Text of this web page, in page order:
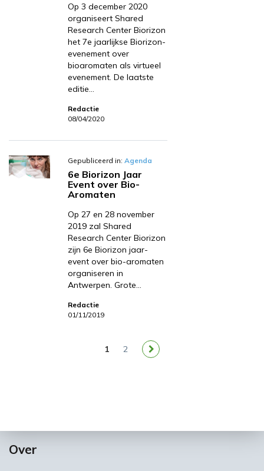
Op 3 december 2020
organiseert Shared
Research Center Biorizon
het 7e jaarlijkse Biorizon-
evenement over
bioaromaten als virtueel
evenement. De laatste
editie…
Redactie
08/04/2020
Gepubliceerd in: Agenda
6e Biorizon Jaar
Event over Bio-
Aromaten
Op 27 en 28 november
2019 zal Shared
Research Center Biorizon
zijn 6e Biorizon jaar-
event over bio-aromaten
organiseren in
Antwerpen. Grote…
Redactie
01/11/2019
1 2
Over